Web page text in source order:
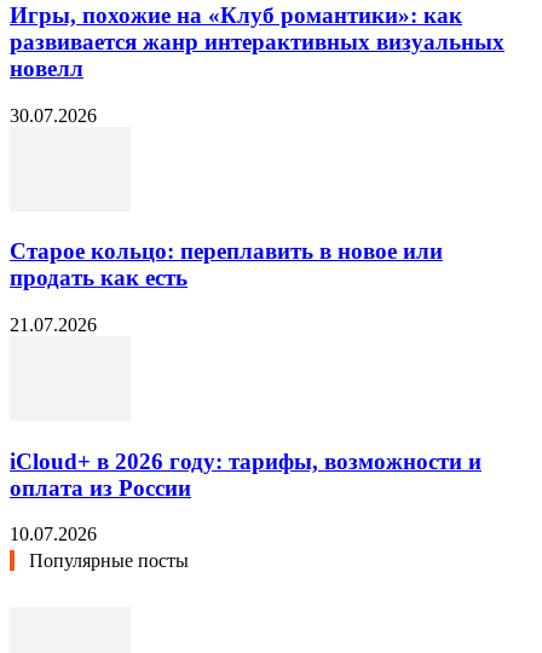
Игры, похожие на «Клуб романтики»: как
развивается жанр интерактивных визуальных
новелл
30.07.2026
Старое кольцо: переплавить в новое или
продать как есть
21.07.2026
iCloud+ в 2026 году: тарифы, возможности и
оплата из России
10.07.2026
Популярные посты